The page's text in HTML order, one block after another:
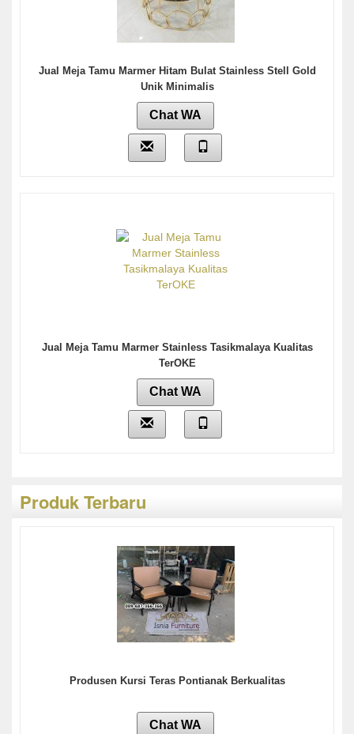
Jual Meja Tamu Marmer Hitam Bulat Stainless Stell Gold
Unik Minimalis
Chat WA
Jual Meja Tamu Marmer Stainless Tasikmalaya Kualitas
TerOKE
Chat WA
Produk Terbaru
Produsen Kursi Teras Pontianak Berkualitas
Chat WA